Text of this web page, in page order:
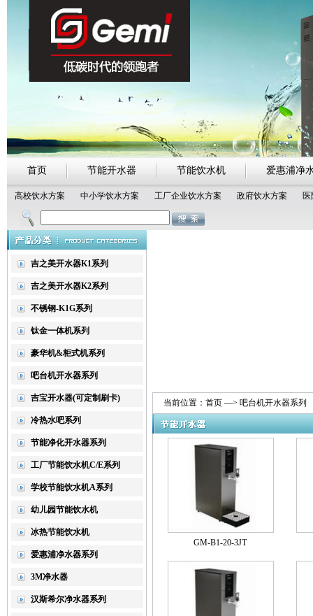
首页 节能开水器 节能饮水机 爱惠浦净
高校饮水方案 中小学饮水方案 工厂企业饮水方案 政府饮水方案
热点搜索： 吉之美开水器
吉之美开水器K1系列
吉之美开水器K2系列
不锈钢-K1G系列
钛金一体机系列
豪华机&柜式机系列
吧台机开水器系列
吉宝开水器(可定制刷卡)
冷热水吧系列
节能净化开水器系列
工厂节能饮水机C/E系列
学校节能饮水机A系列
幼儿园节能饮水机
冰热节能饮水机
爱惠浦净水器系列
3M净水器
汉斯希尔净水器系列
当前位置： 首页 —> 吧台机开水器系列
GM-B1-20-3JT